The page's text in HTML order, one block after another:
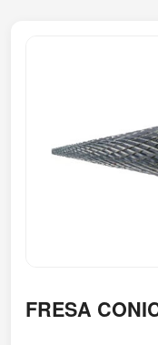
FRESA